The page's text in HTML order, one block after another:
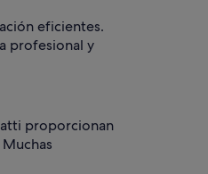
eficientes.
profesional y
proporcionan